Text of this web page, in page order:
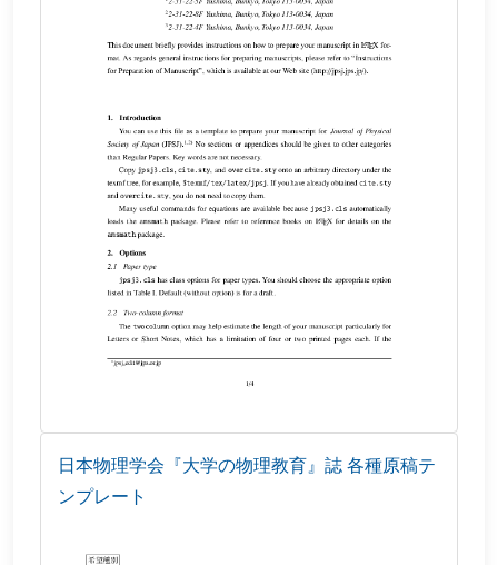
日本物理学会『大学の物理教育』誌 各種原稿テ
ンプレート